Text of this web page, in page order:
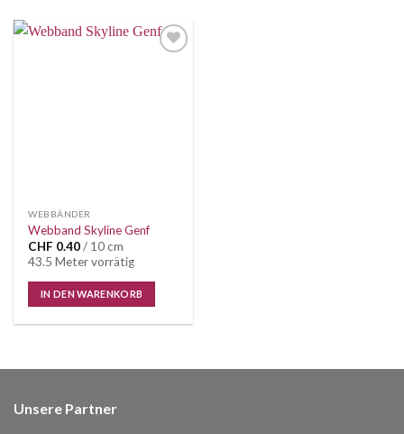
WEBBÄNDER
Webband Skyline Genf
CHF 0.40/ 10 cm
43.5 Meter vorrätig
IN DEN WARENKORB
Unsere Partner